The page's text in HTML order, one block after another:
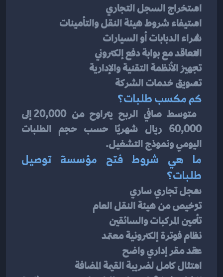
استخراج السجل التجاري
استيفاء شروط هيئة النقل والتأمينات
شراء الدبابات أو السيارات
التعاقد مع بوابة دفع إلكتروني
تجهيز الأنظمة التقنية والإدارية
تسويق خدمات الشركة
كم مكسب طلبات؟
اليومي ونموذج التشغيل.
طلبات؟
سجل تجاري ساري
ترخيص من هيئة النقل العام
تأمين المركبات والسائقين
نظام فوترة إلكترونية معتمد
عقد مقر إداري واضح
امتثال كامل لضريبة القيمة المضافة